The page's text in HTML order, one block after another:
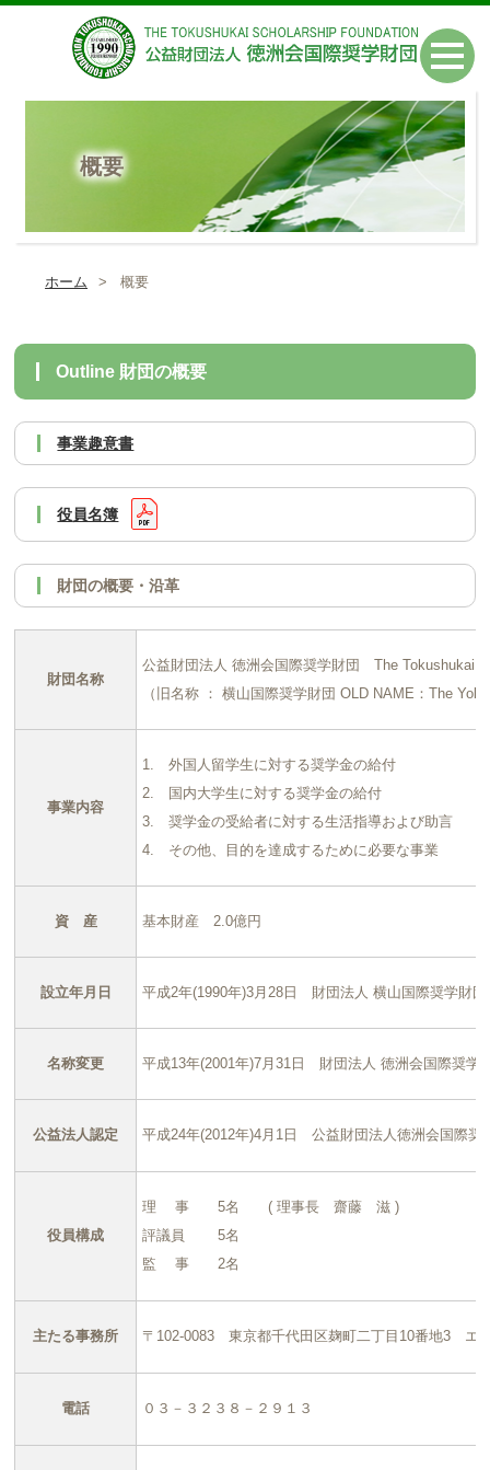
概要
ホーム 概要
Outline 財団の概要
事業趣意書
役員名簿
財団の概要・沿革
財団名称
公益財団法人 徳洲会国際奨学財団 The Tokushukai
（旧名称 ： 横山国際奨学財団 OLD NAME：The
事業内容
1. 外国人留学生に対する奨学金の給付
2. 国内大学生に対する奨学金の給付
3. 奨学金の受給者に対する生活指導および助言
4. その他、目的を達成するために必要な事業
資 産 基本財産 2.0億円
設立年月日 平成2年(1990年)3月28日 財団法人 横山国際奨学財
名称変更 平成13年(2001年)7月31日 財団法人 徳洲会国際奨
公益法人認定 平成24年(2012年)4月1日 公益財団法人徳洲会国際奨
役員構成
理 事 5名 ( 理事長 齋藤 滋 )
評議員 5名
監 事 2名
主たる事務所 〒102-0083 東京都千代田区麹町二丁目10番地3 エ
電話 ０３－３２３８－２９１３